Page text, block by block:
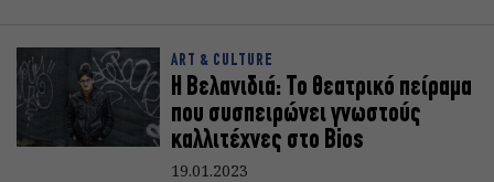
ART & CULTURE
Η Βελανιδιά: Το θεατρικό πείραμα
που συσπειρώνει γνωστούς
καλλιτέχνες στο Bios
19.01.2023